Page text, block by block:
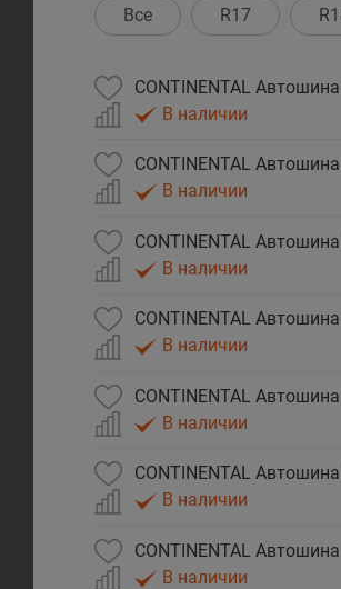
Все R17
CONTINENTAL
В наличии
CONTINENTAL
В наличии
CONTINENTAL
В наличии
CONTINENTAL
В наличии
CONTINENTAL
В наличии
CONTINENTAL
В наличии
CONTINENTAL
В наличии